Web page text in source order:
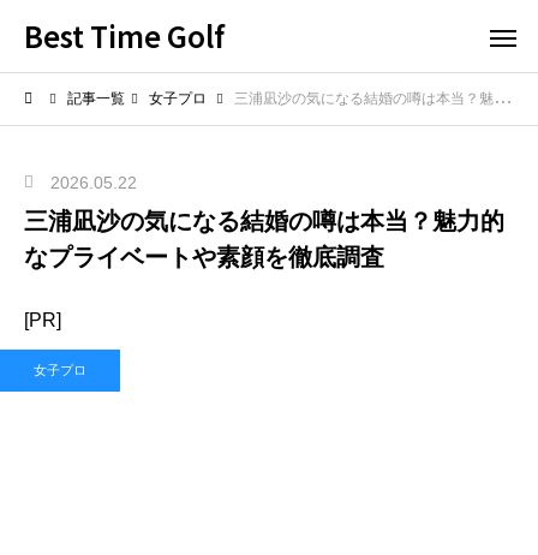
Best Time Golf
記事一覧 女子プロ 三浦凪沙の気になる結婚の噂は本当？魅力的なプライベートや素顔を徹底調査
2026.05.22
三浦凪沙の気になる結婚の噂は本当？魅力的
なプライベートや素顔を徹底調査
[PR]
女子プロ